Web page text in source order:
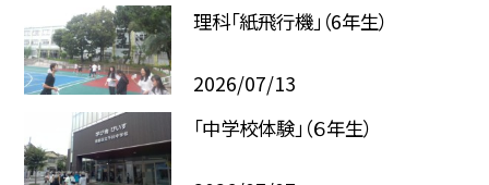
理科「紙飛行機」（6年生）
2026/07/13
「中学校体験」（６年生）